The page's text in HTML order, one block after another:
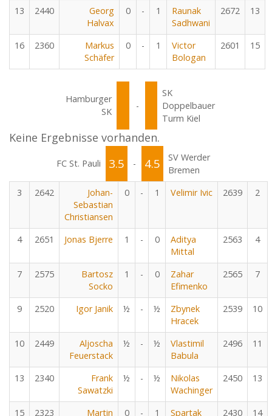
13 2440
Georg
Halvax
0 - 1
Raunak
Sadhwani
2672 13
16 2360
Markus
Schäfer
0 - 1
Victor
Bologan
2601 15
Hamburger
SK
-
SK
Doppelbauer
Turm Kiel
Keine Ergebnisse vorhanden.
FC St. Pauli 3.5 - 4.5
SV Werder
Bremen
3
2642
Johan-
Sebastian
Christiansen
0 - 1 Velimir Ivic 2639 2
4 2651 Jonas Bjerre 1 - 0
Aditya
Mittal
2563 4
7 2575
Bartosz
Socko
1 - 0
Zahar
Efimenko
2565 7
9 2520 Igor Janik ½ - ½
Zbynek
Hracek
2539 10
10 2449
Aljoscha
Feuerstack
½ - ½
Vlastimil
Babula
2496 11
13 2340
Frank
Sawatzki
½ - ½
Nikolas
Wachinger
2450 13
15 2323
Martin
0 - 1
Spartak
2430 14